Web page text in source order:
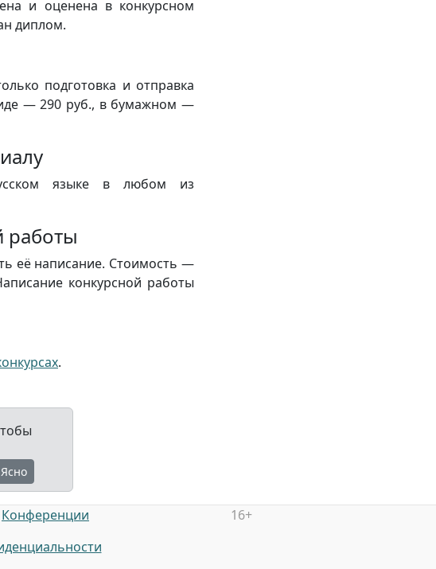
и оценена в конкурсном
диплом.
подготовка и отправка
— 290 руб., в бумажном —
языке в любом из
работы
её написание. Стоимость —
конкурсной работы
.
Ясно
Конференции
16+